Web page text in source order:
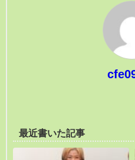
最近書いた記事